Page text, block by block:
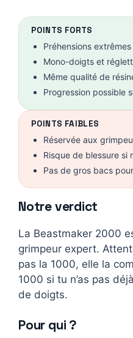
POINTS FORTS
Préhensions
Mono-doigts et
Même qualité de
Progression possible
POINTS FAIBLES
Réservée aux
Risque de blessure si
Pas de gros bacs
Notre verdict
La Beastmaker 2000
grimpeur expert.
pas la 1000, elle la
1000 si tu n’as pas
de doigts.
Pour qui ?